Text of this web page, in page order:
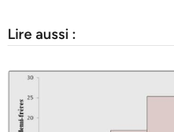
Lire aussi :